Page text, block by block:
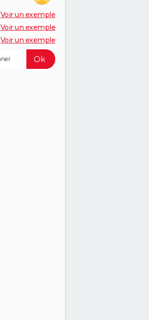
Voir un exemple
Voir un exemple
Voir un exemple